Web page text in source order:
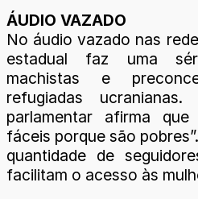
ÁUDIO VAZADO
No áudio vazado nas
estadual faz uma
machistas e
refugiadas
parlamentar afirma
fáceis porque são
quantidade de
facilitam o acesso às